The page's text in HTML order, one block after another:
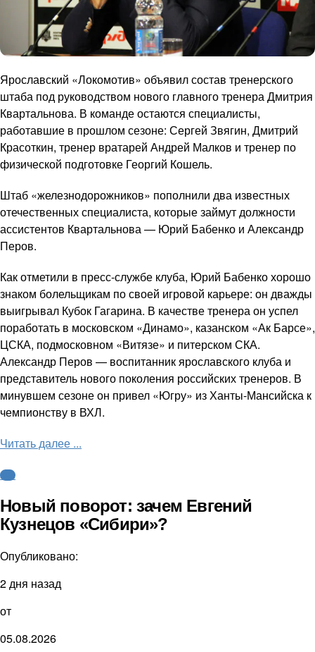
Ярославский «Локомотив» объявил состав тренерского
штаба под руководством нового главного тренера Дмитрия
Квартальнова. В команде остаются специалисты,
работавшие в прошлом сезоне: Сергей Звягин, Дмитрий
Красоткин, тренер вратарей Андрей Малков и тренер по
физической подготовке Георгий Кошель.
Штаб «железнодорожников» пополнили два известных
отечественных специалиста, которые займут должности
ассистентов Квартальнова — Юрий Бабенко и Александр
Перов.
Как отметили в пресс-службе клуба, Юрий Бабенко хорошо
знаком болельщикам по своей игровой карьере: он дважды
выигрывал Кубок Гагарина. В качестве тренера он успел
поработать в московском «Динамо», казанском «Ак Барсе»,
ЦСКА, подмосковном «Витязе» и питерском СКА.
Александр Перов — воспитанник ярославского клуба и
представитель нового поколения российских тренеров. В
минувшем сезоне он привел «Югру» из Ханты-Мансийска к
чемпионству в ВХЛ.
Читать далее ...
КХЛ
Новый поворот: зачем Евгений
Кузнецов «Сибири»?
Опубликовано:
2 дня назад
от
05.08.2026